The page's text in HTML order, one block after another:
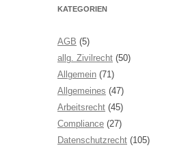
KATEGORIEN
AGB (5)
allg. Zivilrecht (50)
Allgemein (71)
Allgemeines (47)
Arbeitsrecht (45)
Compliance (27)
Datenschutzrecht (105)